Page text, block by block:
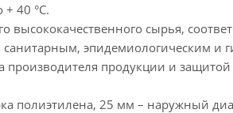
40 °C.
высококачественного сырья,
санитарным, эпидемиологическим и
производителя продукции и
полиэтилена, 25 мм – наружный